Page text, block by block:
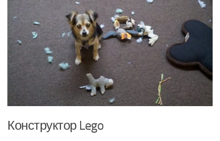
Полезное о курах
Другие птицы
Гуси
Индюки
Перепела
Утки
Конструктор Lego